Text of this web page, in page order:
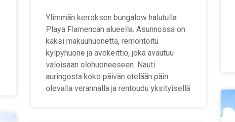
Ylimmän kerroksen bungalow halutulla
Playa Flamencan alueella. Asunnossa on
kaksi makuuhuonetta, remontoitu
kylpyhuone ja avokeittiö, joka avautuu
valoisaan olohuoneeseen. Nauti
auringosta koko päivän etelään päin
olevalla verannalla ja rentoudu yksityisellä